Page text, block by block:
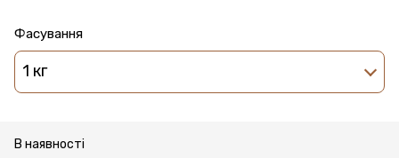
Фасування
1 кг
В наявності